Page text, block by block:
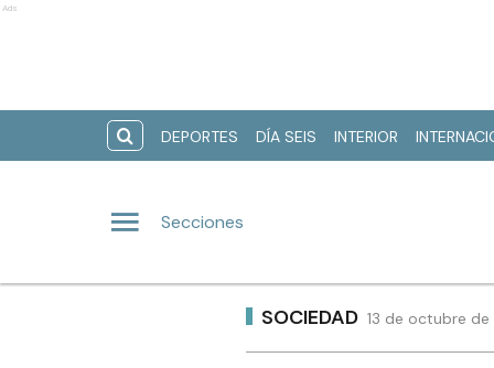
Ads
DEPORTES DÍA SEIS INTERIOR
Secciones
SOCIEDAD 13 de octubre